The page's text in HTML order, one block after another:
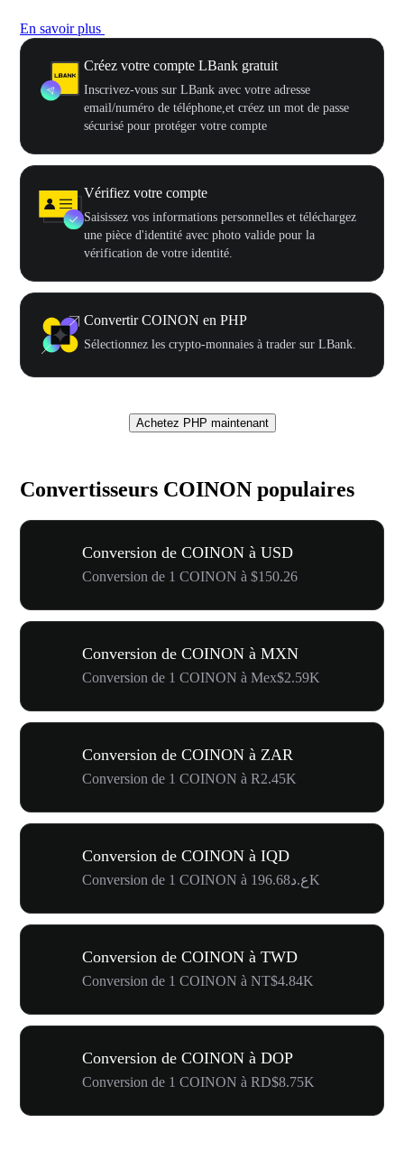
En savoir plus
Créez votre compte LBank gratuit
Inscrivez-vous sur LBank avec votre adresse
email/numéro de téléphone,et créez un mot de passe
sécurisé pour protéger votre compte
Vérifiez votre compte
Saisissez vos informations personnelles et téléchargez
une pièce d'identité avec photo valide pour la
vérification de votre identité.
Convertir COINON en PHP
Sélectionnez les crypto-monnaies à trader sur LBank.
Achetez PHP maintenant
Convertisseurs COINON populaires
Conversion de COINON à USD
Conversion de 1 COINON à $150.26
Conversion de COINON à MXN
Conversion de 1 COINON à Mex$2.59K
Conversion de COINON à ZAR
Conversion de 1 COINON à R2.45K
Conversion de COINON à IQD
Conversion de 1 COINON à ع.د196.68K
Conversion de COINON à TWD
Conversion de 1 COINON à NT$4.84K
Conversion de COINON à DOP
Conversion de 1 COINON à RD$8.75K